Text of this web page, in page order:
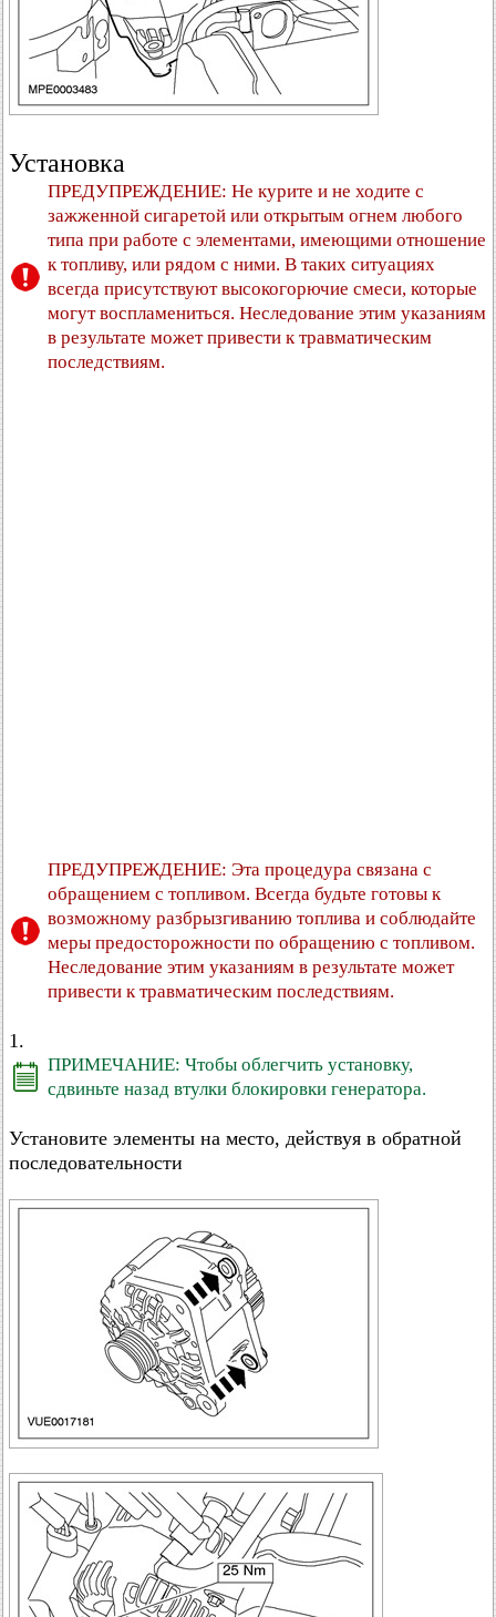
Установка
ПРЕДУПРЕЖДЕНИЕ: Не курите и не ходите с
зажженной сигаретой или открытым огнем любого
типа при работе с элементами, имеющими отношение
к топливу, или рядом с ними. В таких ситуациях
всегда присутствуют высокогорючие смеси, которые
могут воспламениться. Неследование этим указаниям
в результате может привести к травматическим
последствиям.
ПРЕДУПРЕЖДЕНИЕ: Эта процедура связана с
обращением с топливом. Всегда будьте готовы к
возможному разбрызгиванию топлива и соблюдайте
меры предосторожности по обращению с топливом.
Неследование этим указаниям в результате может
привести к травматическим последствиям.
1.
ПРИМЕЧАНИЕ: Чтобы облегчить установку,
сдвиньте назад втулки блокировки генератора.
Установите элементы на место, действуя в обратной
последовательности